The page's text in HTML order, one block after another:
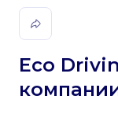
Eco